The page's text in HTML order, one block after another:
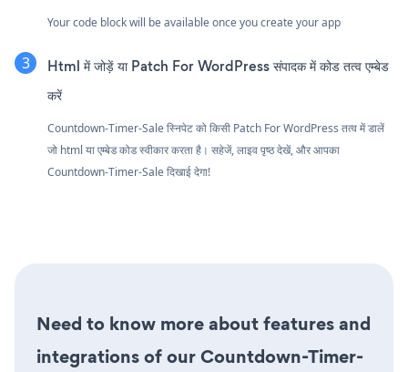
Your code block will be available once you create your app
Html में जोड़ें या Patch For WordPress संपादक में कोड तत्व एम्बेड
करें
Countdown-Timer-Sale स्निपेट को किसी Patch For WordPress तत्व में डालें
जो html या एम्बेड कोड स्वीकार करता है। सहेजें, लाइव पृष्ठ देखें, और आपका
Countdown-Timer-Sale दिखाई देगा!
Need to know more about features and
integrations of our Countdown-Timer-